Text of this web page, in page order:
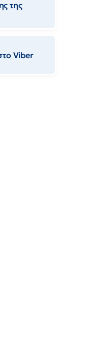
της
Viber